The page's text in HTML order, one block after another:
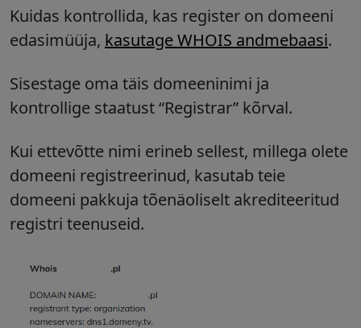
Kuidas kontrollida, kas register on domeeni
edasimüüja, kasutage WHOIS andmebaasi.
Sisestage oma täis domeeninimi ja
kontrollige staatust “Registrar” kõrval.
Kui ettevõtte nimi erineb sellest, millega olete
domeeni registreerinud, kasutab teie
domeeni pakkuja tõenäoliselt akrediteeritud
registri teenuseid.